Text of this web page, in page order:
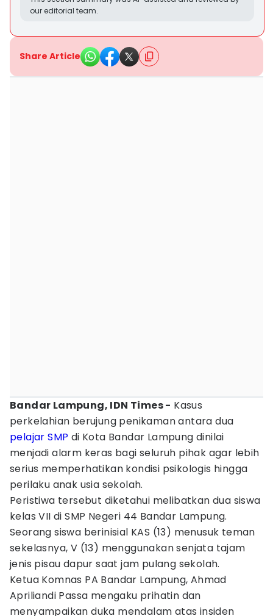
our editorial team.
Share Article
Bandar Lampung, IDN Times - Kasus
perkelahian berujung penikaman antara dua
pelajar SMP di Kota Bandar Lampung dinilai
menjadi alarm keras bagi seluruh pihak agar lebih
serius memperhatikan kondisi psikologis hingga
perilaku anak usia sekolah.
Peristiwa tersebut diketahui melibatkan dua siswa
kelas VII di SMP Negeri 44 Bandar Lampung.
Seorang siswa berinisial KAS (13) menusuk teman
sekelasnya, V (13) menggunakan senjata tajam
jenis pisau dapur saat jam pulang sekolah.
Ketua Komnas PA Bandar Lampung, Ahmad
Apriliandi Passa mengaku prihatin dan
menyampaikan duka mendalam atas insiden